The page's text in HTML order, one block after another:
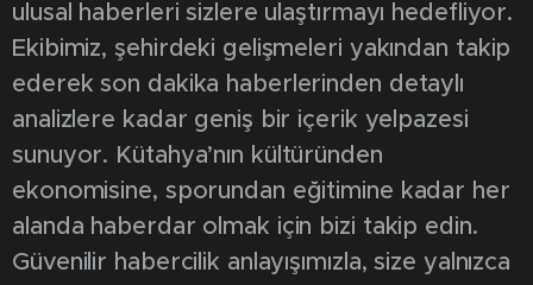
ulusal haberleri sizlere ulaştırmayı hedefliyor.
Ekibimiz, şehirdeki gelişmeleri yakından takip
ederek son dakika haberlerinden detaylı
analizlere kadar geniş bir içerik yelpazesi
sunuyor. Kütahya’nın kültüründen
ekonomisine, sporundan eğitimine kadar her
alanda haberdar olmak için bizi takip edin.
Güvenilir habercilik anlayışımızla, size yalnızca